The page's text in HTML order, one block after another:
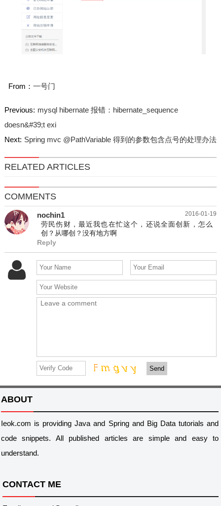
From： 一号门
Previous: mysql hibernate 报错：hibernate_sequence
doesn&#39;t exi
Next: Spring mvc @PathVariable 得到的参数包含点号的处理办法
RELATED ARTICLES
COMMENTS
2016-01-19
nochin1
劳民伤财，最近我也在忙这个，还说全面创新，怎么
创？从哪创？没有地方啊
Reply
Send
ABOUT
Ieok.com is providing Java and Spring and Big Data tutorials and
code snippets. All published articles are simple and easy to
understand.
CONTACT ME